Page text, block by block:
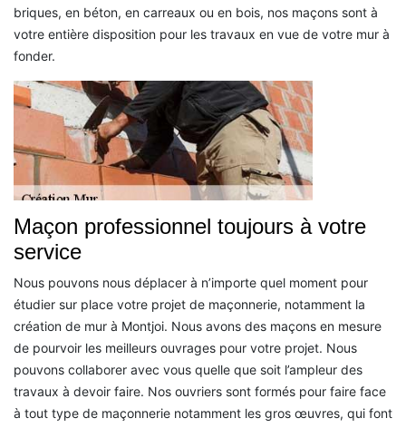
briques, en béton, en carreaux ou en bois, nos maçons sont à
votre entière disposition pour les travaux en vue de votre mur à
fonder.
Maçon professionnel toujours à votre
service
Nous pouvons nous déplacer à n’importe quel moment pour
étudier sur place votre projet de maçonnerie, notamment la
création de mur à Montjoi. Nous avons des maçons en mesure
de pourvoir les meilleurs ouvrages pour votre projet. Nous
pouvons collaborer avec vous quelle que soit l’ampleur des
travaux à devoir faire. Nos ouvriers sont formés pour faire face
à tout type de maçonnerie notamment les gros œuvres, qui font